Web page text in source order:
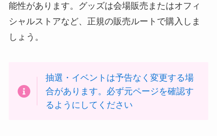
能性があります。グッズは会場販売またはオフィ
シャルストアなど、正規の販売ルートで購入しま
しょう。
抽選・イベントは予告なく変更する場
合があります。必ず元ページを確認す
るようにしてください